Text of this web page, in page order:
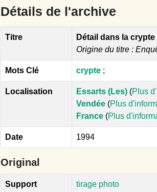
Détails de l'archive
Titre
Détail dans la crypte
Origine du titre :
Mots Clé crypte ;
Localisation Essarts (Les) (Plus
Vendée (Plus
France (Plus
Date 1994
Original
Support
tirage photo